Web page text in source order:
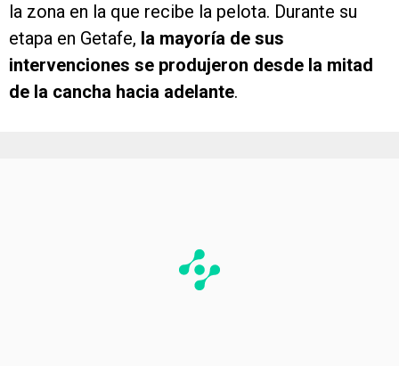
la zona en la que recibe la pelota. Durante su
etapa en Getafe, la mayoría de sus
intervenciones se produjeron desde la mitad
de la cancha hacia adelante.